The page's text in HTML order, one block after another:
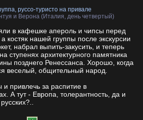
руссо-туристо на привале
и Верона (Италия, день четвертый)
в кафешке апероль и чипсы перед
костяк нашей группы после экскурсии
набрал выпить-закусить, и теперь
ступенях архитектурного памятника
позднего Ренессанса. Хорошо, когда
веселый, общительный народ.
привлечь за распитие в
А тут - Европа, толерантность, да и